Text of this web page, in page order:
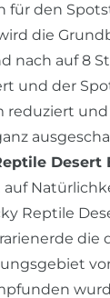
für den
die
nach auf 8
und der
reduziert
Desert
auf
Reptile
die